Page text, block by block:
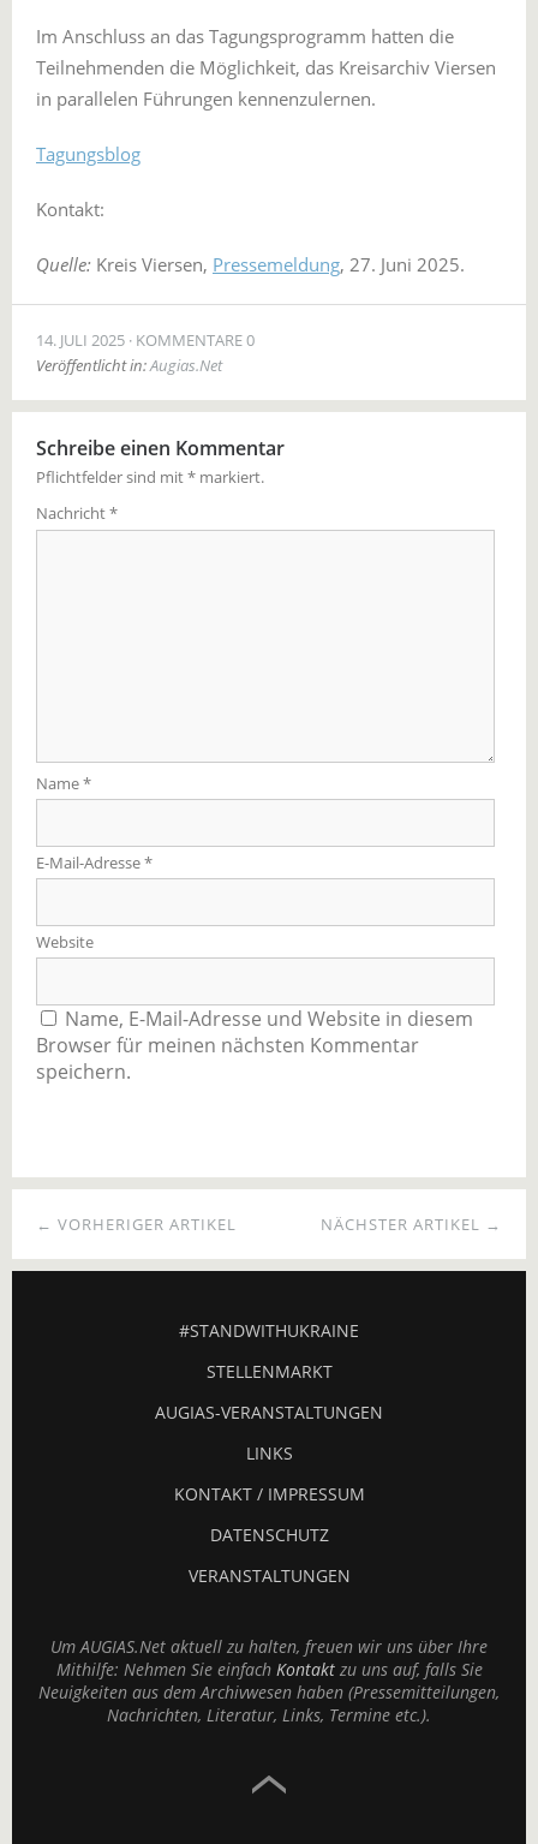
Im Anschluss an das Tagungsprogramm hatten die
Teilnehmenden die Möglichkeit, das Kreisarchiv Viersen
in parallelen Führungen kennenzulernen.
Tagungsblog
Kontakt:
Quelle: Kreis Viersen, Pressemeldung, 27. Juni 2025.
14. JULI 2025 KOMMENTARE 0
Veröffentlicht in:Augias.Net
Schreibe einen Kommentar
Pflichtfelder sind mit* markiert.
Nachricht*
Name*
E-Mail-Adresse*
Website
Name, E-Mail-Adresse und Website in diesem
Browser für meinen nächsten Kommentar
speichern.
NÄCHSTER ARTIKEL →
← VORHERIGER ARTIKEL
#STANDWITHUKRAINE
STELLENMARKT
AUGIAS-VERANSTALTUNGEN
LINKS
KONTAKT / IMPRESSUM
DATENSCHUTZ
VERANSTALTUNGEN
Um AUGIAS.Net aktuell zu halten, freuen wir uns über Ihre
Mithilfe: Nehmen Sie einfach Kontaktzu uns auf, falls Sie
Neuigkeiten aus dem Archivwesen haben (Pressemitteilungen,
Nachrichten, Literatur, Links, Termine etc.).